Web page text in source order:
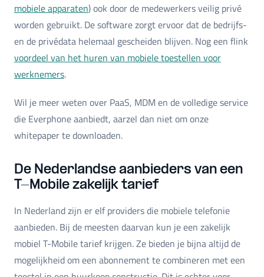
mobiele apparaten) ook door de medewerkers veilig privé
worden gebruikt. De software zorgt ervoor dat de bedrijfs-
en de privédata helemaal gescheiden blijven. Nog een flink
voordeel van het huren van mobiele toestellen voor
werknemers.
Wil je meer weten over PaaS, MDM en de volledige service
die Everphone aanbiedt, aarzel dan niet om onze
whitepaper te downloaden.
De Nederlandse aanbieders van een
T-Mobile zakelijk tarief
In Nederland zijn er elf providers die mobiele telefonie
aanbieden. Bij de meesten daarvan kun je een zakelijk
mobiel T-Mobile tarief krijgen. Ze bieden je bijna altijd de
mogelijkheid om een abonnement te combineren met een